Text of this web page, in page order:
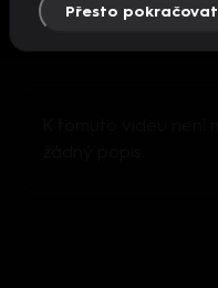
Přesto pokračovat